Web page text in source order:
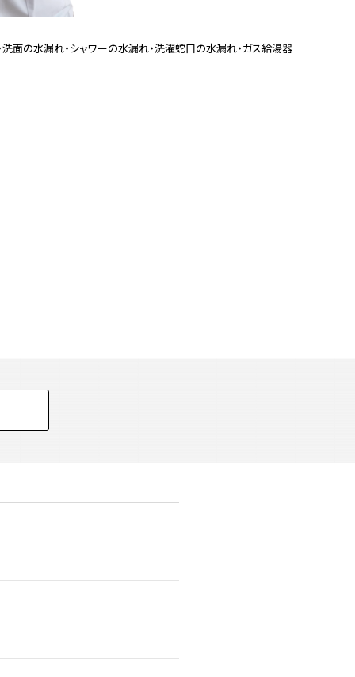
面の水漏れ・シャワーの水漏れ・洗濯蛇口の水漏れ・ガス給湯器